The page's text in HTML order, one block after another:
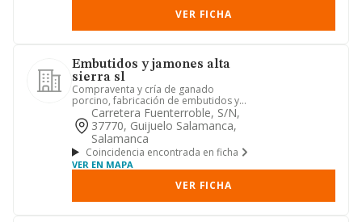
VER FICHA
Embutidos y jamones alta
sierra sl
Compraventa y cría de ganado
porcino, fabricación de embutidos y
salazón de jamones, y sala de desp...
Carretera Fuenterroble, S/n,
37770, Guijuelo Salamanca,
Salamanca
Coincidencia encontrada en ficha
VER EN MAPA
VER FICHA